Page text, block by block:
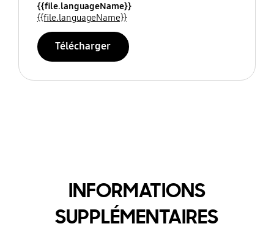
{{file.languageName}}
{{file.languageName}}
Télécharger
INFORMATIONS
SUPPLÉMENTAIRES